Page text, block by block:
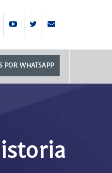
POR WHATSAPP